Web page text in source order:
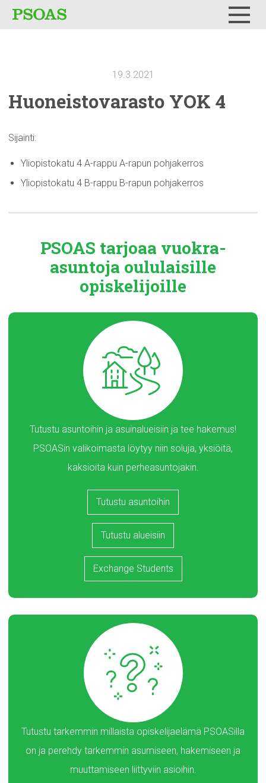
19.3.2021
Huoneistovarasto YOK 4
Sijainti:
Yliopistokatu 4 A-rappu A-rapun pohjakerros
Yliopistokatu 4 B-rappu B-rapun pohjakerros
PSOAS tarjoaa vuokra-
asuntoja oululaisille
opiskelijoille
Tutustu asuntoihin ja asuinalueisiin ja tee hakemus!
PSOASin valikoimasta löytyy niin soluja, yksiöitä,
kaksioita kuin perheasuntojakin.
Tutustu asuntoihin
Tutustu alueisiin
Exchange Students
Tutustu tarkemmin millaista opiskelijaelämä PSOASilla
on ja perehdy tarkemmin asumiseen, hakemiseen ja
muuttamiseen liittyviin asioihin.